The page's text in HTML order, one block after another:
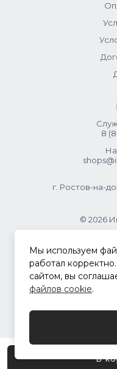
В
8
г. Ростов-на-
© 2026
Политика
Мы используем
работал
сайтом, вы
файлов cookie.